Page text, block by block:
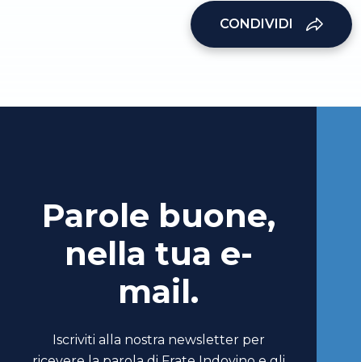
CONDIVIDI
Parole buone,
nella tua e-
mail.
Iscriviti alla nostra newsletter per